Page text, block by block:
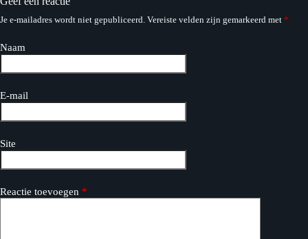
Je e-mailadres wordt niet gepubliceerd. Vereiste velden zijn gemarkeerd met *
Naam
E-mail
Site
Reactie toevoegen *